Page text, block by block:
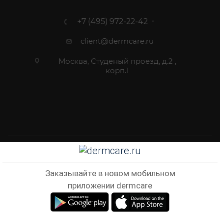
В КОРЗИНУ
+7 (495) 972-22-42
client@dermcare.ru
Москва, Студеный проезд, д.2 ,
корп.1
2012 - 2026 © Dermcare.ru - интернет-магазин косметики
Заказывайте в новом мобильном
приложении dermcare